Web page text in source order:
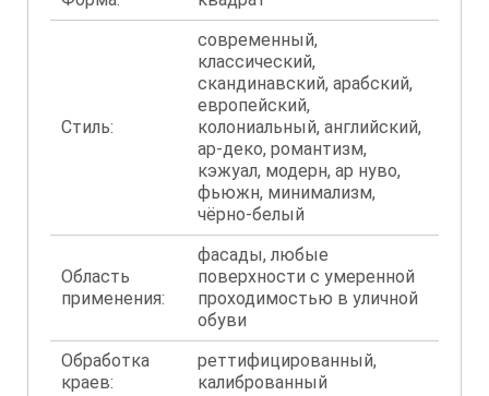
Стиль:
современный,
классический,
скандинавский, арабский,
европейский,
колониальный, английский,
ар-деко, романтизм,
кэжуал, модерн, ар нуво,
фьюжн, минимализм,
чёрно-белый
Область
применения:
фасады, любые
поверхности с умеренной
проходимостью в уличной
обуви
Обработка
краев:
реттифицированный,
калиброванный